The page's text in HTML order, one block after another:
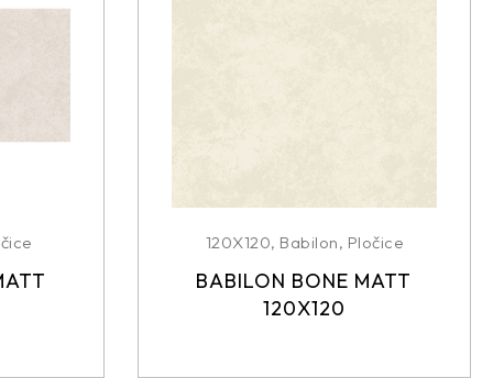
120X120, Babilon, Pločice
BABILON BONE MATT
120X120